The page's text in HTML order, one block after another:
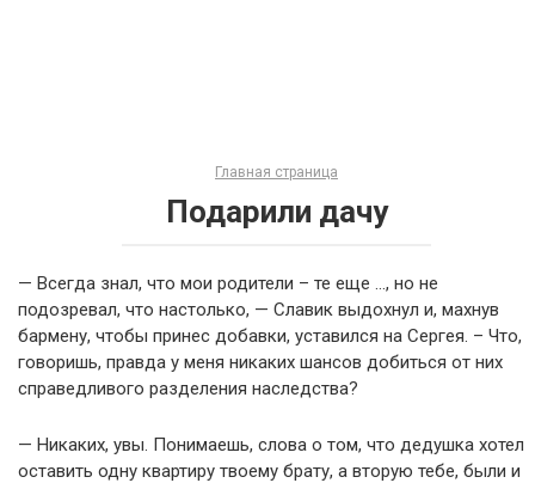
Главная страница
Подарили дачу
— Всегда знал, что мои родители – те еще …, но не
подозревал, что настолько, — Славик выдохнул и, махнув
бармену, чтобы принес добавки, уставился на Сергея. – Что,
говоришь, правда у меня никаких шансов добиться от них
справедливого разделения наследства?
— Никаких, увы. Понимаешь, слова о том, что дедушка хотел
оставить одну квартиру твоему брату, а вторую тебе, были и